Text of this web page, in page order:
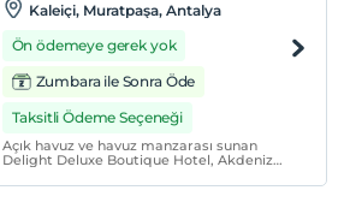
Kaleiçi, Muratpaşa, Antalya
Ön ödemeye gerek yok
Zumbara ile Sonra Öde
Taksitli Ödeme Seçeneği
Açık havuz ve havuz manzarası sunan
Delight Deluxe Boutique Hotel, Akdeniz
200 metre mesafede yer almaktadır.